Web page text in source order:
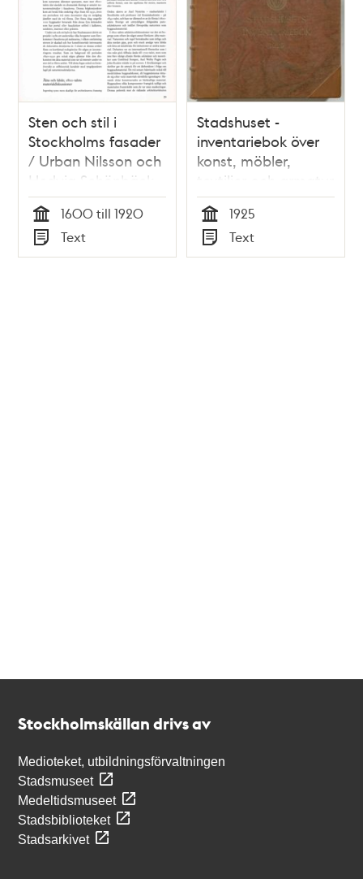
Sten och stil i
Stockholms fasader
/ Urban Nilsson och
Hedvig Schönbäck
Tid
1600 till 1920
Typ
Text
Stadshuset -
inventariebok över
konst, möbler,
textilier och armatur
1925
Tid
1925
Typ
Text
Stockholmskällan drivs av
Medioteket, utbildningsförvaltningen
Stadsmuseet
Medeltidsmuseet
Stadsbiblioteket
Stadsarkivet